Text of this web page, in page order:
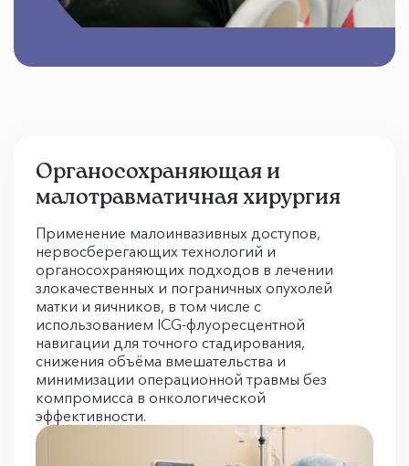
Органосохраняющая и
малотравматичная хирургия
Применение малоинвазивных доступов,
нервосберегающих технологий и
органосохраняющих подходов в лечении
злокачественных и пограничных опухолей
матки и яичников, в том числе с
использованием ICG-флуоресцентной
навигации для точного стадирования,
снижения объёма вмешательства и
минимизации операционной травмы без
компромисса в онкологической
эффективности.